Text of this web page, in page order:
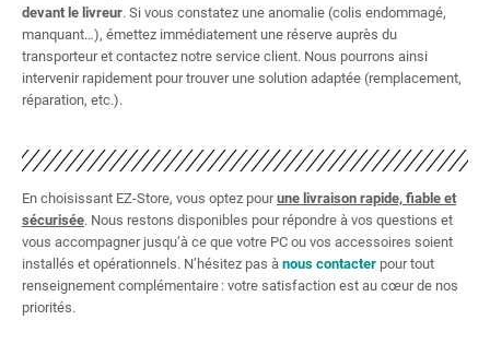
devant le livreur. Si vous constatez une anomalie (colis endommagé,
manquant…), émettez immédiatement une réserve auprès du
transporteur et contactez notre service client. Nous pourrons ainsi
intervenir rapidement pour trouver une solution adaptée (remplacement,
réparation, etc.).
En choisissant EZ-Store, vous optez pourune livraison rapide, fiable et
sécurisée. Nous restons disponibles pour répondre à vos questions et
vous accompagner jusqu’à ce que votre PC ou vos accessoires soient
installés et opérationnels. N’hésitez pas à nous contacter pour tout
renseignement complémentaire : votre satisfaction est au cœur de nos
priorités.